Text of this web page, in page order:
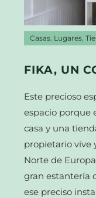
Casas, Lugares,
FIKA, UN
Este precioso
espacio porque
casa y una
propietario vive
Norte de
gran estantería
ese preciso